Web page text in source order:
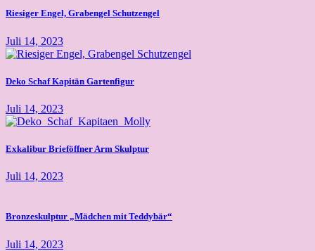
Riesiger Engel, Grabengel Schutzengel
Juli 14, 2023
Deko Schaf Kapitän Gartenfigur
Juli 14, 2023
Exkalibur Brieföffner Arm Skulptur
Juli 14, 2023
Bronzeskulptur „Mädchen mit Teddybär“
Juli 14, 2023